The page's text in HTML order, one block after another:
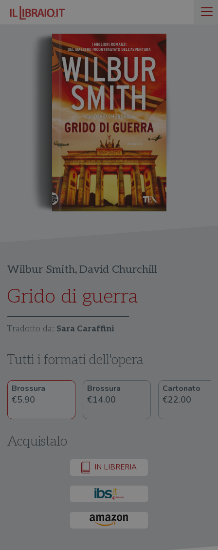
Wilbur Smith,David Churchill
Grido di guerra
Tradotto da: Sara Caraffini
Tutti i formati dell'opera
Brossura
€5.90
Brossura
€14.00
Cartonato
€22.00
Acquistalo
IN LIBRERIA